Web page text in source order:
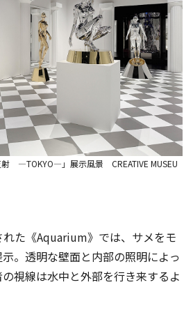
射 ―TOKYO―」展示風景 CREATIVE MUSEU
た《Aquarium》では、サメをモ
。透明な壁面と内部の照明によっ
視線は水中と外部を行き来するよ